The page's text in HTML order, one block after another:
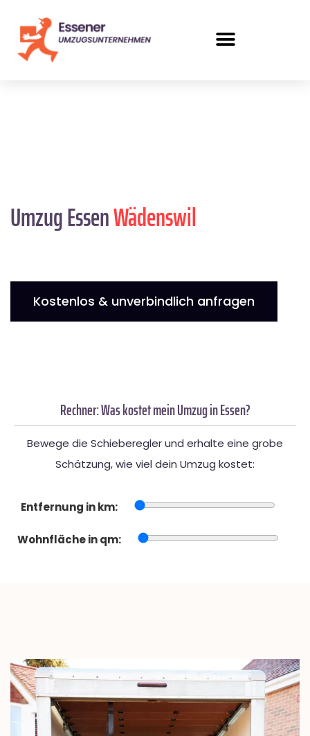
Umzug EssenWädenswil
Kostenlos & unverbindlich anfragen
Rechner: Was kostet mein Umzug in Essen?
Bewege die Schieberegler und erhalte eine grobe
Schätzung, wie viel dein Umzug kostet:
Entfernung in km:
Wohnfläche in qm: